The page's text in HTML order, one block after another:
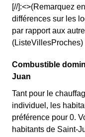
[//]:<>(Remarquez
différences sur les
par rapport aux
Combustible
Juan
Tant pour le
individuel, les
préférence pour 0.
habitants de Saint-